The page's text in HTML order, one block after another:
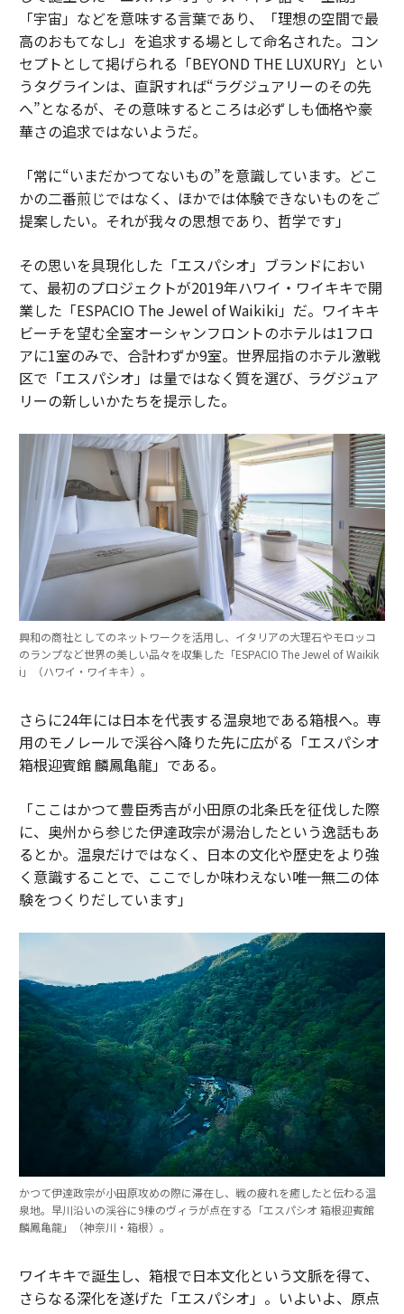
「宇宙」などを意味する言葉であり、「理想の空間で最
高のおもてなし」を追求する場として命名された。コン
セプトとして掲げられる「BEYOND THE LUXURY」とい
うタグラインは、直訳すれば“ラグジュアリーのその先
へ”となるが、その意味するところは必ずしも価格や豪
華さの追求ではないようだ。
「常に“いまだかつてないもの”を意識しています。どこ
かの二番煎じではなく、ほかでは体験できないものをご
提案したい。それが我々の思想であり、哲学です」
その思いを具現化した「エスパシオ」ブランドにおい
て、最初のプロジェクトが2019年ハワイ・ワイキキで開
業した「ESPACIO The Jewel of Waikiki」だ。ワイキキ
ビーチを望む全室オーシャンフロントのホテルは1フロ
アに1室のみで、合計わずか9室。世界屈指のホテル激戦
区で「エスパシオ」は量ではなく質を選び、ラグジュア
リーの新しいかたちを提示した。
興和の商社としてのネットワークを活用し、イタリアの大理石やモロッコ
のランプなど世界の美しい品々を収集した「ESPACIO The Jewel of Waikik
i」（ハワイ・ワイキキ）。
さらに24年には日本を代表する温泉地である箱根へ。専
用のモノレールで渓谷へ降りた先に広がる「エスパシオ
箱根迎賓館 麟鳳亀龍」である。
「ここはかつて豊臣秀吉が小田原の北条氏を征伐した際
に、奥州から参じた伊達政宗が湯治したという逸話もあ
るとか。温泉だけではなく、日本の文化や歴史をより強
く意識することで、ここでしか味わえない唯一無二の体
験をつくりだしています」
かつて伊達政宗が小田原攻めの際に滞在し、戦の疲れを癒したと伝わる温
泉地。早川沿いの渓谷に9棟のヴィラが点在する「エスパシオ 箱根迎賓館
麟鳳亀龍」（神奈川・箱根）。
ワイキキで誕生し、箱根で日本文化という文脈を得て、
さらなる深化を遂げた「エスパシオ」。いよいよ、原点